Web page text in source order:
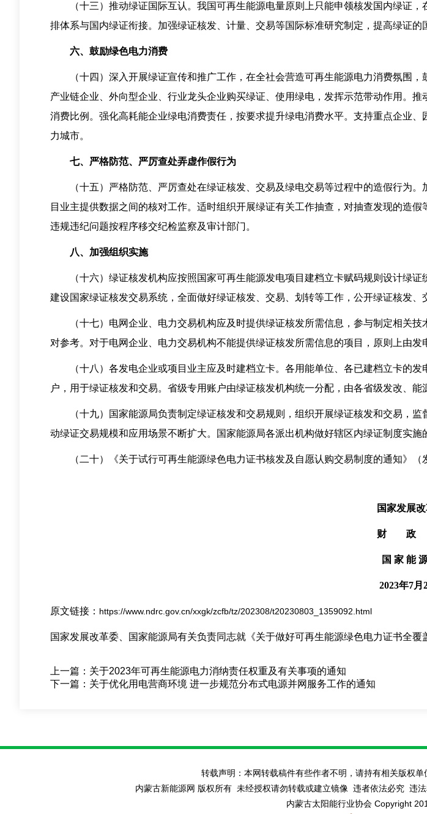
（十三）推动绿证国际互认。我国可再生能源电量原则上只能申领核发国内绿证，
排体系与国内绿证衔接。加强绿证核发、计量、交易等国际标准研究制定，提高绿证的
六、鼓励绿色电力消费
（十四）深入开展绿证宣传和推广工作，在全社会营造可再生能源电力消费氛围，
产业链企业、外向型企业、行业龙头企业购买绿证、使用绿电，发挥示范带动作用。
消费比例。强化高耗能企业绿电消费责任，按要求提升绿电消费水平。支持重点企业
力城市。
七、严格防范、严厉查处弄虚作假行为
（十五）严格防范、严厉查处在绿证核发、交易及绿电交易等过程中的造假行为。
目业主提供数据之间的核对工作。适时组织开展绿证有关工作抽查，对抽查发现的造
违规违纪问题按程序移交纪检监察及审计部门。
八、加强组织实施
（十六）绿证核发机构应按照国家可再生能源发电项目建档立卡赋码规则设计绿证
建设国家绿证核发交易系统，全面做好绿证核发、交易、划转等工作，公开绿证核发
（十七）电网企业、电力交易机构应及时提供绿证核发所需信息，参与制定相关技
对参考。对于电网企业、电力交易机构不能提供绿证核发所需信息的项目，原则上由发
（十八）各发电企业或项目业主应及时建档立卡。各用能单位、各已建档立卡的发
户，用于绿证核发和交易。省级专用账户由绿证核发机构统一分配，由各省级发改、能
（十九）国家能源局负责制定绿证核发和交易规则，组织开展绿证核发和交易，监
动绿证交易规模和应用场景不断扩大。国家能源局各派出机构做好辖区内绿证制度实施
（二十）《关于试行可再生能源绿色电力证书核发及自愿认购交易制度的通知》（发
国家发展
财 政
国 家 能
2023年7月
原文链接： https://www.ndrc.gov.cn/xxgk/zcfb/tz/202308/t20230803_1359092.html
国家发展改革委、国家能源局有关负责同志就《关于做好可再生能源绿色电力证书全
上一篇： 关于2023年可再生能源电力消纳责任权重及有关事项的通知
下一篇： 关于优化用电营商环境 进一步规范分布式电源并网服务工作的通知
转载声明：本网转载稿件有些作者不明，请持有相关版权
内蒙古新能源网 版权所有 未经授权请勿转载或建立镜像 违者依法必究 违
内蒙古太阳能行业协会 Copyright